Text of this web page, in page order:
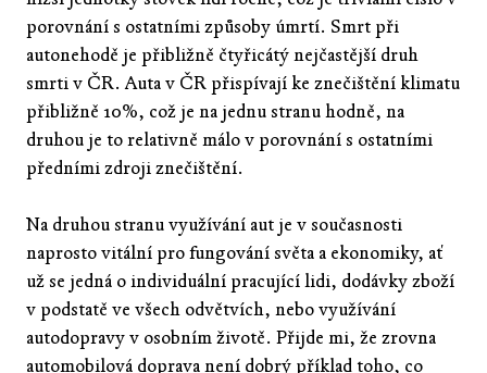
porovnání s ostatními způsoby úmrtí. Smrt při
autonehodě je přibližně čtyřicátý nejčastější druh
smrti v ČR. Auta v ČR přispívají ke znečištění klimatu
přibližně 10%, což je na jednu stranu hodně, na
druhou je to relativně málo v porovnání s ostatními
předními zdroji znečištění.
Na druhou stranu využívání aut je v současnosti
naprosto vitální pro fungování světa a ekonomiky, ať
už se jedná o individuální pracující lidi, dodávky zboží
v podstatě ve všech odvětvích, nebo využívání
autodopravy v osobním životě. Přijde mi, že zrovna
automobilová doprava není dobrý příklad toho, co